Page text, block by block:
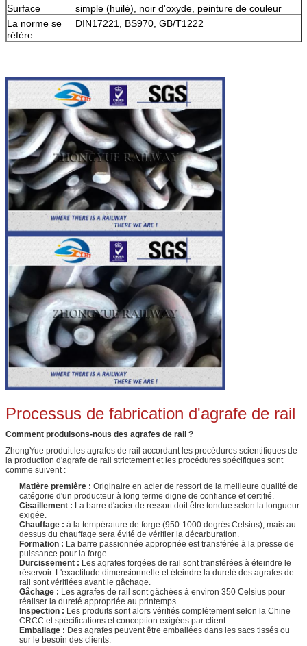
Surface
simple (huilé), noir d'oxyde, peinture de couleur
La norme se
réfère
DIN17221, BS970, GB/T1222
Processus de fabrication d'agrafe de rail
Comment produisons-nous des agrafes de rail ?
ZhongYue produit les agrafes de rail accordant les procédures scientifiques de
la production d'agrafe de rail strictement et les procédures spécifiques sont
comme suivent :
Matière première : Originaire en acier de ressort de la meilleure qualité de
catégorie d'un producteur à long terme digne de confiance et certifié.
Cisaillement : La barre d'acier de ressort doit être tondue selon la longueur
exigée.
Chauffage : à la température de forge (950-1000 degrés Celsius), mais au-
dessus du chauffage sera évité de vérifier la décarburation.
Formation : La barre passionnée appropriée est transférée à la presse de
puissance pour la forge.
Durcissement : Les agrafes forgées de rail sont transférées à éteindre le
réservoir. L'exactitude dimensionnelle et éteindre la dureté des agrafes de
rail sont vérifiées avant le gâchage.
Gâchage : Les agrafes de rail sont gâchées à environ 350 Celsius pour
réaliser la dureté appropriée au printemps.
Inspection : Les produits sont alors vérifiés complètement selon la Chine
CRCC et spécifications et conception exigées par client.
Emballage : Des agrafes peuvent être emballées dans les sacs tissés ou
sur le besoin des clients.